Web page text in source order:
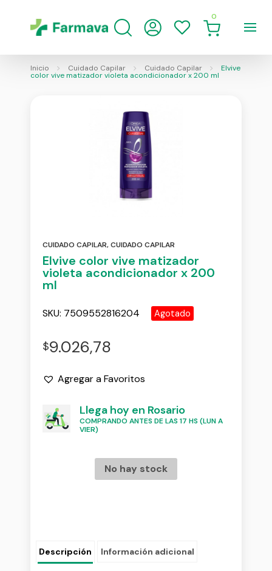
0
Inicio Cuidado Capilar Cuidado Capilar Elvive
color vive matizador violeta acondicionador x 200 ml
CUIDADO CAPILAR,CUIDADO CAPILAR
Elvive color vive matizador
violeta acondicionador x 200
ml
SKU: 7509552816204 Agotado
$9.026,78
Agregar a Favoritos
Llega hoy en Rosario
COMPRANDO ANTES DE LAS 17 HS (LUN A
VIER)
No hay stock
Descripción Información adicional